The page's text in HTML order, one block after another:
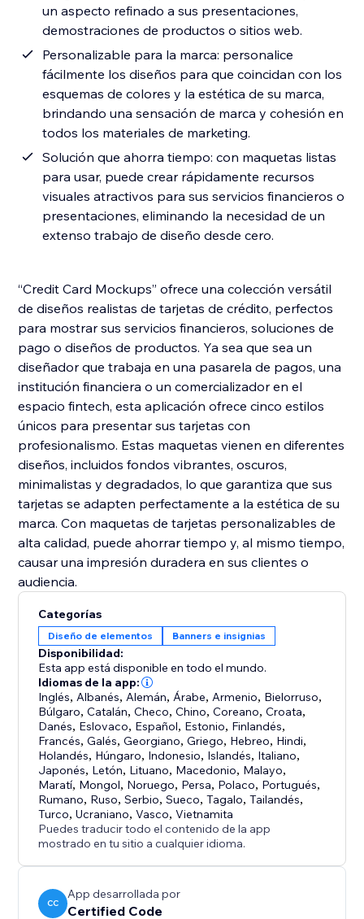
un aspecto refinado a sus presentaciones,
demostraciones de productos o sitios web.
Personalizable para la marca: personalice
fácilmente los diseños para que coincidan con los
esquemas de colores y la estética de su marca,
brindando una sensación de marca y cohesión en
todos los materiales de marketing.
Solución que ahorra tiempo: con maquetas listas
para usar, puede crear rápidamente recursos
visuales atractivos para sus servicios financieros o
presentaciones, eliminando la necesidad de un
extenso trabajo de diseño desde cero.
“Credit Card Mockups” ofrece una colección versátil
de diseños realistas de tarjetas de crédito, perfectos
para mostrar sus servicios financieros, soluciones de
pago o diseños de productos. Ya sea que sea un
diseñador que trabaja en una pasarela de pagos, una
institución financiera o un comercializador en el
espacio fintech, esta aplicación ofrece cinco estilos
únicos para presentar sus tarjetas con
profesionalismo. Estas maquetas vienen en diferentes
diseños, incluidos fondos vibrantes, oscuros,
minimalistas y degradados, lo que garantiza que sus
tarjetas se adapten perfectamente a la estética de su
marca. Con maquetas de tarjetas personalizables de
alta calidad, puede ahorrar tiempo y, al mismo tiempo,
causar una impresión duradera en sus clientes o
audiencia.
Categorías
Diseño de elementos Banners e insignias
Disponibilidad:
Esta app está disponible en todo el mundo.
Idiomas de la app:
Inglés, Albanés, Alemán, Árabe, Armenio, Bielorruso,
Búlgaro,Catalán,Checo,Chino,Coreano,Croata,
Danés, Eslovaco, Español, Estonio, Finlandés,
Francés,Galés,Georgiano,Griego, Hebreo, Hindi,
Holandés, Húngaro, Indonesio, Islandés, Italiano,
Japonés, Letón, Lituano, Macedonio, Malayo,
Maratí, Mongol, Noruego, Persa, Polaco, Portugués,
Rumano, Ruso,Serbio,Sueco,Tagalo,Tailandés,
Turco,Ucraniano,Vasco,Vietnamita
Puedes traducir todo el contenido de la app
mostrado en tu sitio a cualquier idioma.
CC
App desarrollada por
Certified Code